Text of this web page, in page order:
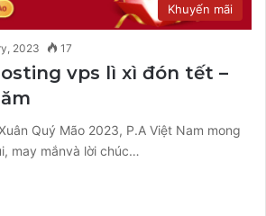
Khuyến mãi
2023 17
vps lì xì đón tết –
Quý Mão 2023, P.A Việt Nam mong
may mắnvà lời chúc…